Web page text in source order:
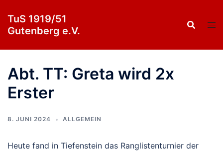
Inhalt
springen
TuS 1919/51
Gutenberg e.V.
Abt. TT: Greta wird 2x
Erster
8. JUNI 2024 ALLGEMEIN
Heute fand in Tiefenstein das Ranglistenturnier der